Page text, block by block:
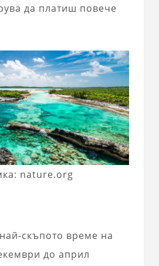
да платиш повече
nature.org
скъпото време на
до април